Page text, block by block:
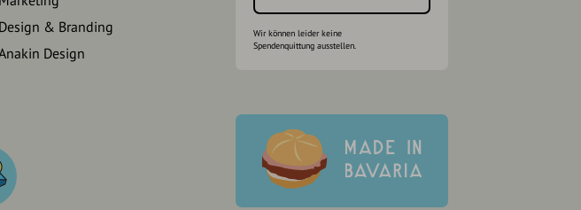
Design & Branding
Design
Wir können leider keine
Spendenquittung ausstellen.